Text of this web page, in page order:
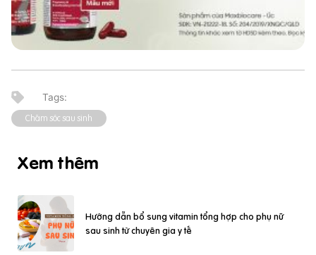
Chăm sóc sau sinh
Xem thêm
Hướng dẫn bổ sung vitamin tổng hợp cho phụ nữ
sau sinh từ chuyên gia y tế